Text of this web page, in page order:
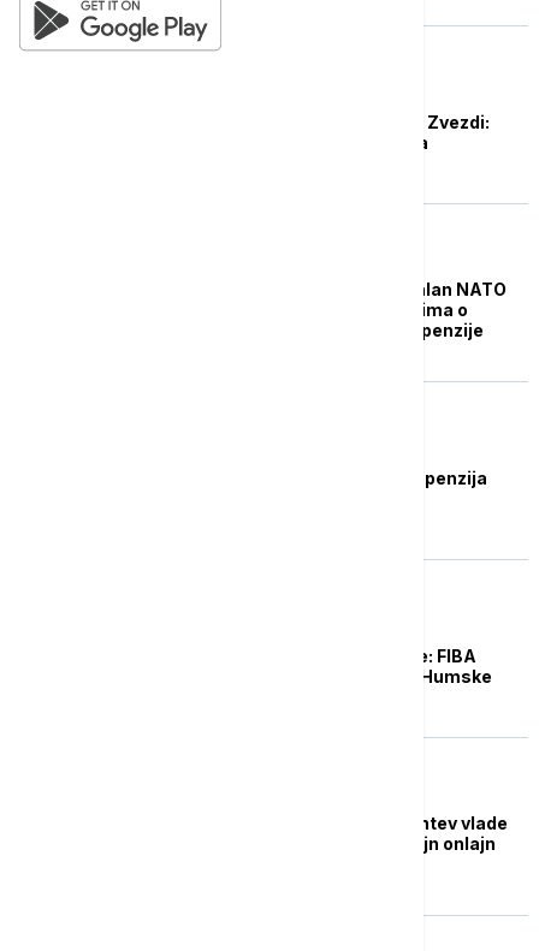
FIFA "spustila rampu" Zvezdi:
Hladan tuš posle Kupa
Sančez: Španija je lojalan NATO
partner uprkos navodima o
američkom planu suspenzije
Partizanu ukinuta suspenzija
Partizanu se crno piše: FIBA
suspendovala klub iz Humske
Sud u Parizu odbio zahtev vlade
za suspenziju rada Šejn onlajn